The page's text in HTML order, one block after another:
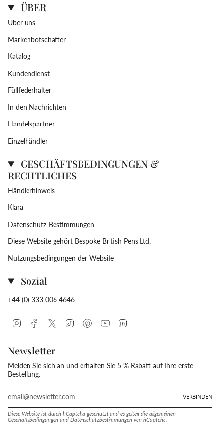
ÜBER
Über uns
Markenbotschafter
Katalog
Kundendienst
Füllfederhalter
In den Nachrichten
Handelspartner
Einzelhändler
GESCHÄFTSBEDINGUNGEN &
RECHTLICHES
Händlerhinweis
Klara
Datenschutz-Bestimmungen
Diese Website gehört Bespoke British Pens Ltd.
Nutzungsbedingungen der Website
Sozial
+44 (0) 333 006 4646
InstagramFacebookTwitter TikTok PinterestYouTube
Newsletter
Melden Sie sich an und erhalten Sie 5 % Rabatt auf Ihre erste
Bestellung.
VERBINDEN
Diese Website ist durch hCaptcha geschützt und es gelten die allgemeinen
Geschäftsbedingungen und Datenschutzbestimmungen von hCaptcha.